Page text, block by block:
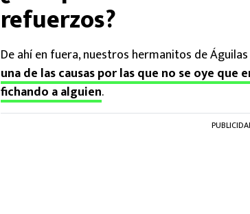
refuerzos?
De ahí en fuera, nuestros hermanitos de
una de las causas por las que no se oye que
fichando a alguien.